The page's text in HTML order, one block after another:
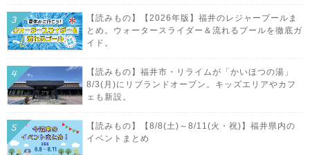
【読みもの】【2026年版】福井のレジャープールま
とめ。ウォータースライダー＆流れるプールを徹底ガ
イド。
【読みもの】福井市・リライムが「かいほつの湯」
8/3(月)にリブランドオープン。キッズエリアやカフ
ェも新設。
【読みもの】【8/8(土)～8/11(火・祝)】福井県内の
イベントまとめ